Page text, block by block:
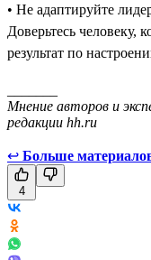
• Не адаптируйте
Доверьтесь человеку,
результат по
Мнение авторов и
редакции hh.ru
↩ Больше
4